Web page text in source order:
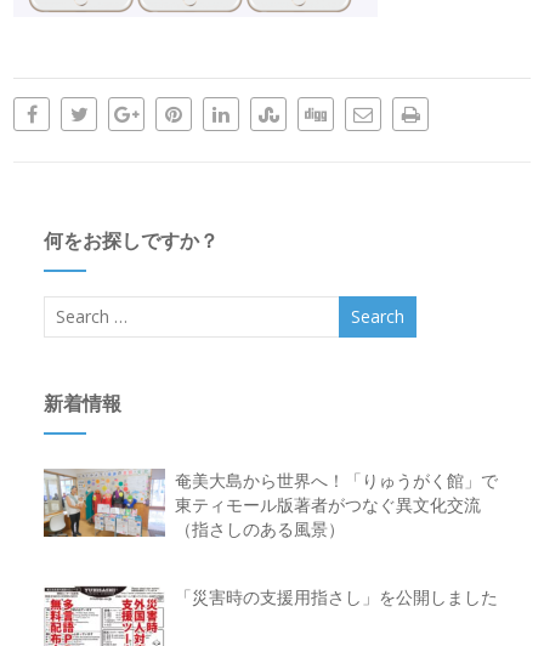
何をお探しですか？
新着情報
奄美大島から世界へ！「りゅうがく館」で
東ティモール版著者がつなぐ異文化交流
（指さしのある風景）
「災害時の支援用指さし」を公開しました